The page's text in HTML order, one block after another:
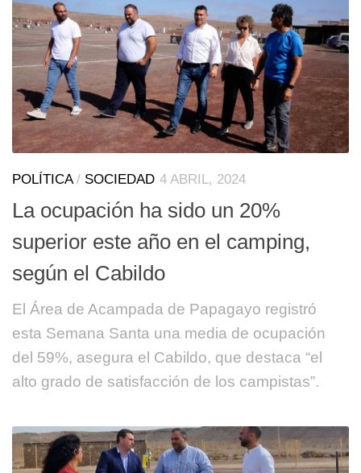
POLÍTICA/ SOCIEDAD 4 ABRIL, 2024
La ocupación ha sido un 20%
superior este año en el camping,
según el Cabildo
El Área de Acampada de Papagayo registró
esta Semana Santa una media de ocupación
del 59%, asegura el Cabildo, que destaca “el
alto grado de satisfacción de los campistas”.